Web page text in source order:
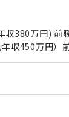
380万円) 前
収450万円）